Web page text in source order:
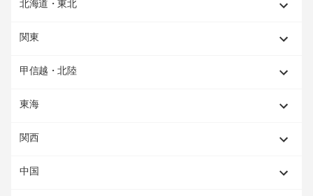
北海道・東北
関東
甲信越・北陸
東海
関西
中国